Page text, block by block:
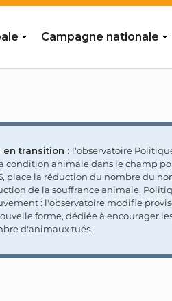
Campagne nationale
en transition : l'observatoire
condition animale dans le champ
place la réduction du nombre du
de la souffrance animale.
: l'observatoire modifie
forme, dédiée à encourager
d'animaux tués.